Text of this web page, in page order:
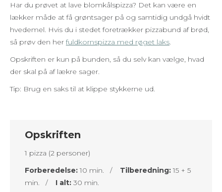
Har du prøvet at lave blomkålspizza? Det kan være en
lækker måde at få grøntsager på og samtidig undgå hvidt
hvedemel. Hvis du i stedet foretrækker pizzabund af brød,
så prøv den her fuldkornspizza med røget laks.
Opskriften er kun på bunden, så du selv kan vælge, hvad
der skal på af lækre sager.
Tip: Brug en saks til at klippe stykkerne ud.
Opskriften
1 pizza (2 personer)
Forberedelse:10 min. / Tilberedning:15 + 5
min. / I alt: 30 min.